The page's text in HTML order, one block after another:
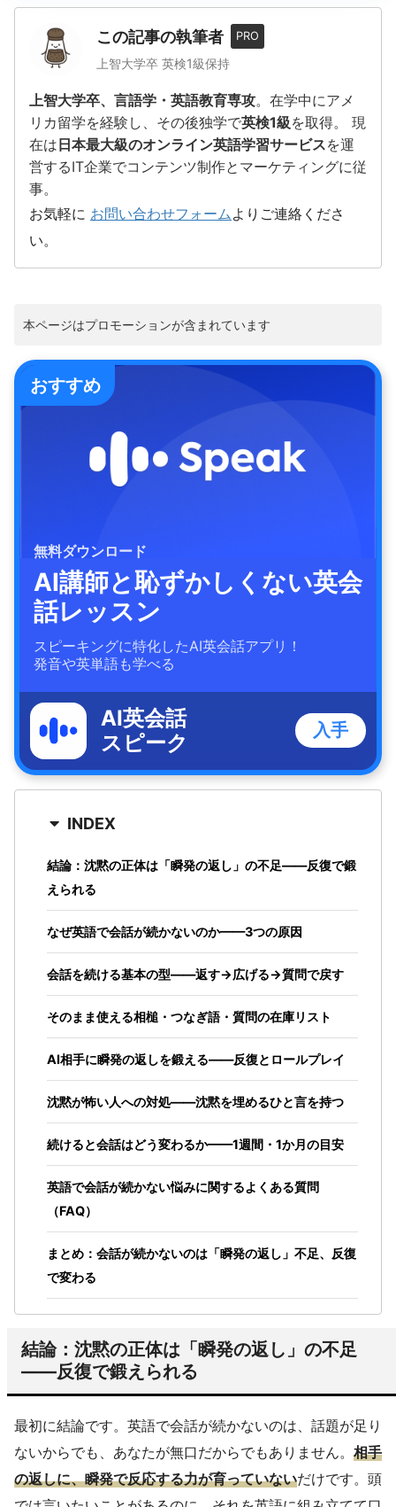
この記事の執筆者 PRO
上智大学卒 英検1級保持
上智大学卒、言語学・英語教育専攻。在学中にアメ
リカ留学を経験し、その後独学で英検1級を取得。 現
在は日本最大級のオンライン英語学習サービスを運
営するIT企業でコンテンツ制作とマーケティングに従
事。
お気軽に お問い合わせフォーム よりご連絡くださ
い。
本ページはプロモーションが含まれています
おすすめ
無料ダウンロード
AI講師と恥ずかしくない英会
話レッスン
スピーキングに特化したAI英会話アプリ！
発音や英単語も学べる
AI英会話
スピーク
入手
INDEX
結論：沈黙の正体は「瞬発の返し」の不足——反復で鍛
えられる
なぜ英語で会話が続かないのか——3つの原因
会話を続ける基本の型——返す→広げる→質問で戻す
そのまま使える相槌・つなぎ語・質問の在庫リスト
AI相手に瞬発の返しを鍛える——反復とロールプレイ
沈黙が怖い人への対処——沈黙を埋めるひと言を持つ
続けると会話はどう変わるか——1週間・1か月の目安
英語で会話が続かない悩みに関するよくある質問
（FAQ）
まとめ：会話が続かないのは「瞬発の返し」不足、反復
で変わる
結論：沈黙の正体は「瞬発の返し」の不足
——反復で鍛えられる
最初に結論です。英語で会話が続かないのは、話題が足り
ないからでも、あなたが無口だからでもありません。 相手
の返しに、瞬発で反応する力が育っていないだけです。頭